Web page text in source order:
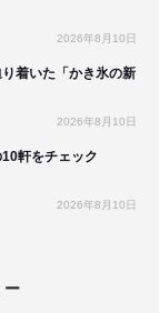
2026年8月10日
着いた「かき氷の新
2026年8月10日
軒をチェック
2026年8月10日
ー